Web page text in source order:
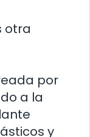
otra
por
a la
y